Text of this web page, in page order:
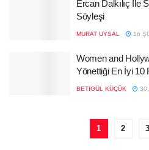
Ercan Dalkılıç İle
Söyleşi
MURAT UYSAL 16
Women and
Yönettiği En İyi 10
BETIGÜL KÜÇÜK 30
1 2 3